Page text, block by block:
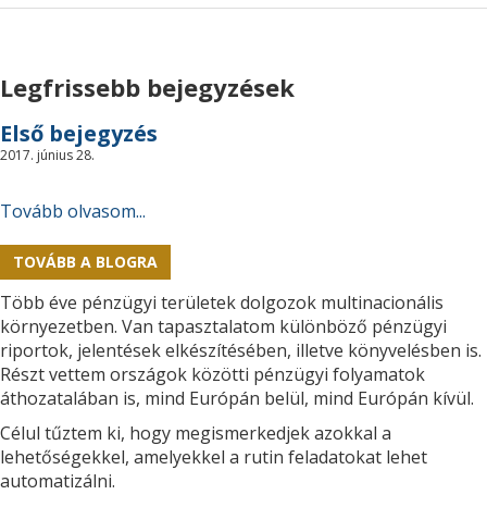
Legfrissebb bejegyzések
Első bejegyzés
2017. június 28.
Tovább olvasom...
TOVÁBB A BLOGRA
Több éve pénzügyi területek dolgozok multinacionális
környezetben. Van tapasztalatom különböző pénzügyi
riportok, jelentések elkészítésében, illetve könyvelésben is.
Részt vettem országok közötti pénzügyi folyamatok
áthozatalában is, mind Európán belül, mind Európán kívül.
Célul tűztem ki, hogy megismerkedjek azokkal a
lehetőségekkel, amelyekkel a rutin feladatokat lehet
automatizálni.